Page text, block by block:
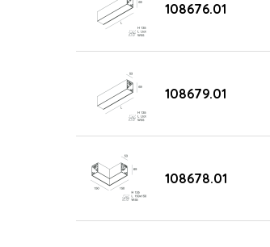
108676.01
108679.01
108678.01